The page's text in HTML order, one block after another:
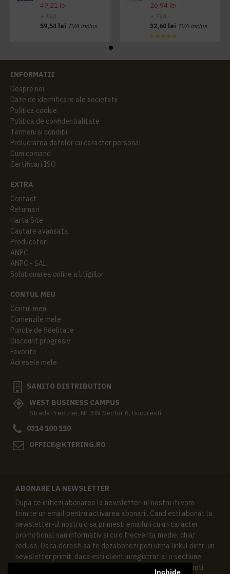
Inchide
49,21 lei
+ TVA
59,54 lei TVA inclus
26,94 lei
+ TVA
32,60 lei TVA inclus
INFORMATII
Despre noi
Date de identificare ale societatii
Politica cookie
Politica de confidentialitate
Termeni si conditii
Prelucrarea datelor cu caracter personal
Cum comand
Certificari ISO
EXTRA
Contact
Returnari
Harta Site
Cautare avansata
Producatori
ANPC
ANPC - SAL
Solutionarea online a litigiilor
CONTUL MEU
Contul meu
Comenzile mele
Puncte de fidelitate
Discount progresiv
Favorite
Adresele mele
SANITO DISTRIBUTION
WEST BUSINESS CAMPUS
Strada Preciziei, Nr, 3W Sector 6, Bucuresti
0314 100 110
OFFICE@KTERING.RO
ABONARE LA NEWSLETTER
Dupa ce initiezi abonarea la newsletter-ul nostru iti vom
trimite un email pentru activarea abonarii. Cand esti abonat la
newsletter-ul nostru o sa primesti emailuri cu un caracter
promotional sau informativ si cu o frecventa medie, chiar
redusa. Daca doresti sa te dezabonezi poti urma linkul dintr-un
newsletter primit, daca esti client inregistrat ai o sectiune
speciala in contul tau in acest scop, si de asemenea ne poti